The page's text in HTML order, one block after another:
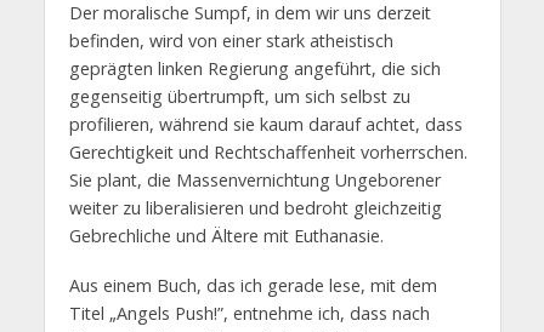
Der moralische Sumpf, in dem wir uns derzeit
befinden, wird von einer stark atheistisch
geprägten linken Regierung angeführt, die sich
gegenseitig übertrumpft, um sich selbst zu
profilieren, während sie kaum darauf achtet, dass
Gerechtigkeit und Rechtschaffenheit vorherrschen.
Sie plant, die Massenvernichtung Ungeborener
weiter zu liberalisieren und bedroht gleichzeitig
Gebrechliche und Ältere mit Euthanasie.
Aus einem Buch, das ich gerade lese, mit dem
Titel „Angels Push!”, entnehme ich, dass nach